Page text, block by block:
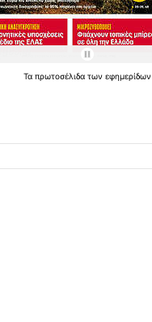
Ταπρωτοσέλιδατωνεφημερίδων